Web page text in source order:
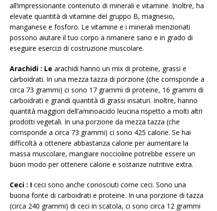
all’impressionante contenuto di minerali e vitamine. Inoltre, ha
elevate quantità di vitamine del gruppo B, magnesio,
manganese e fosforo. Le vitamine e i minerali menzionati
possono aiutare il tuo corpo a rimanere sano e in grado di
eseguire esercizi di costruzione muscolare.
Arachidi : Le arachidi hanno un mix di proteine, grassi e
carboidrati. In una mezza tazza di porzione (che corrisponde a
circa 73 grammi) ci sono 17 grammi di proteine, 16 grammi di
carboidrati e grandi quantità di grassi insaturi. Inoltre, hanno
quantità maggiori dell’aminoacido leucina rispetto a molti altri
prodotti vegetali. In una porzione da mezza tazza (che
corrisponde a circa 73 grammi) ci sono 425 calorie. Se hai
difficoltà a ottenere abbastanza calorie per aumentare la
massa muscolare, mangiare noccioline potrebbe essere un
buon modo per ottenere calorie e sostanze nutritive extra.
Ceci : I ceci sono anche conosciuti come ceci. Sono una
buona fonte di carboidrati e proteine. In una porzione di tazza
(circa 240 grammi) di ceci in scatola, ci sono circa 12 grammi